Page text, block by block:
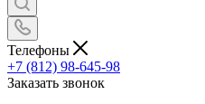
Телефоны
+7 (812) 98-645-98
Заказать звонок